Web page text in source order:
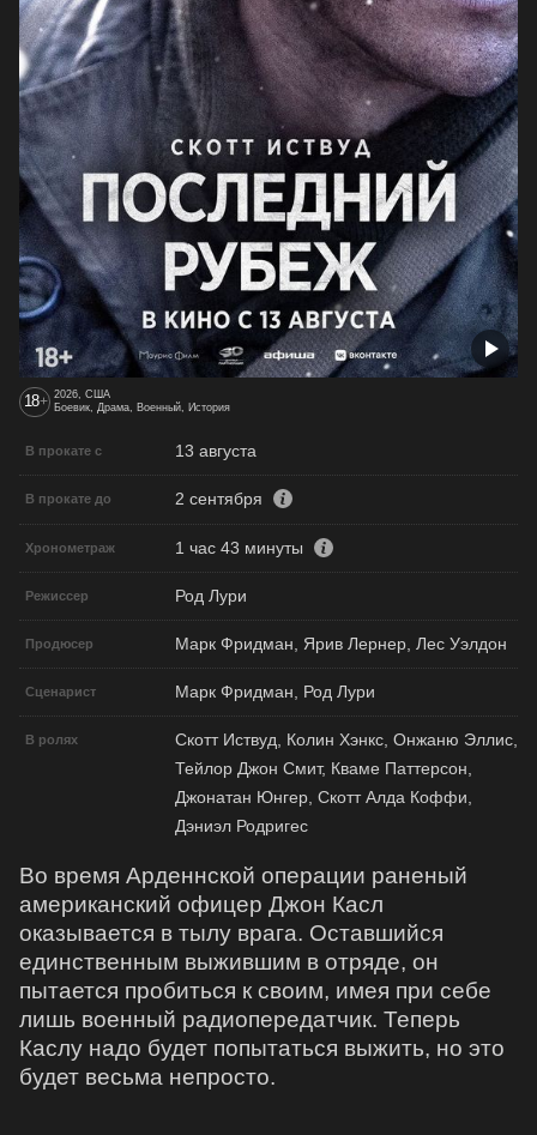
18+ 2026, США
Боевик, Драма, Военный, История
В прокате с 13 августа
В прокате до 2 сентября
Хронометраж 1 час 43 минуты
Режиссер Род Лури
Продюсер Марк Фридман, Ярив Лернер, Лес Уэлдон
Сценарист Марк Фридман, Род Лури
В ролях
Скотт Иствуд, Колин Хэнкс, Онжаню Эллис,
Тейлор Джон Смит, Кваме Паттерсон,
Джонатан Юнгер, Скотт Алда Коффи,
Дэниэл Родригес
Во время Арденнской операции раненый
американский офицер Джон Касл
оказывается в тылу врага. Оставшийся
единственным выжившим в отряде, он
пытается пробиться к своим, имея при себе
лишь военный радиопередатчик. Теперь
Каслу надо будет попытаться выжить, но это
будет весьма непросто.